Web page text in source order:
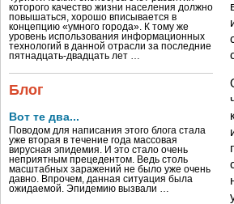
которого качество жизни населения должно
повышаться, хорошо вписывается в
концепцию «умного города». К тому же
уровень использования информационных
технологий в данной отрасли за последние
пятнадцать-двадцать лет …
Блог
Вот те два...
Поводом для написания этого блога стала
уже вторая в течение года массовая
вирусная эпидемия. И это стало очень
неприятным прецедентом. Ведь столь
масштабных заражений не было уже очень
давно. Впрочем, данная ситуация была
ожидаемой. Эпидемию вызвали …